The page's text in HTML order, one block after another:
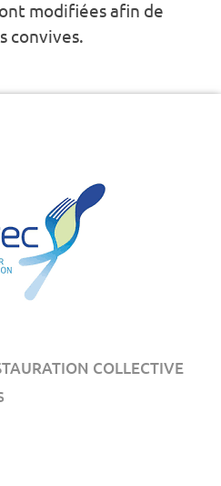
modifiées afin de
convives.
COLLECTIVE